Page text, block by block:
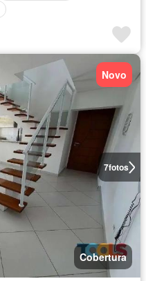
7fotos
Novo
Cobertura